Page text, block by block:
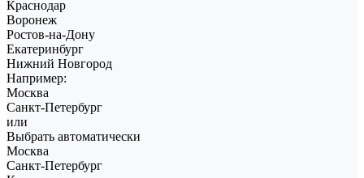
Краснодар
Воронеж
Ростов-на-Дону
Екатеринбург
Нижний Новгород
Например:
Москва
Санкт-Петербург
или
Выбрать автоматически
Москва
Санкт-Петербург